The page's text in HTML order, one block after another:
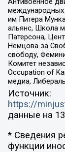
международных
им Питера
альянс, Школа
Патерсона,
Немцова за
свободу,
Комитет
Occupation of
медиа,
Источник:
https://
данные на
* Сведения
функции